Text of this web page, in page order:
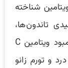
شناخته
تاندون‌ها،
رباط‌ها و استخوان‌ها شناخته می‌شود. کمبود ویتامین C
و تورم زانو